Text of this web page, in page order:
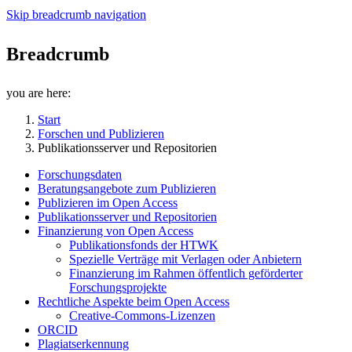
Skip breadcrumb navigation
Breadcrumb
you are here:
Start
Forschen und Publizieren
Publikationsserver und Repositorien
Forschungsdaten
Beratungsangebote zum Publizieren
Publizieren im Open Access
Publikationsserver und Repositorien
Finanzierung von Open Access
Publikationsfonds der HTWK
Spezielle Verträge mit Verlagen oder Anbietern
Finanzierung im Rahmen öffentlich geförderter
Forschungsprojekte
Rechtliche Aspekte beim Open Access
Creative-Commons-Lizenzen
ORCID
Plagiatserkennung